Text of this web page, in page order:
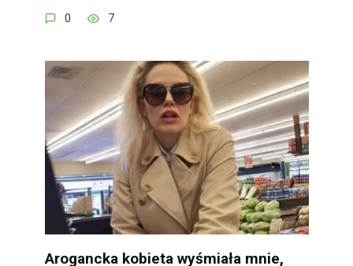
0 7
Arogancka kobieta wyśmiała mnie,